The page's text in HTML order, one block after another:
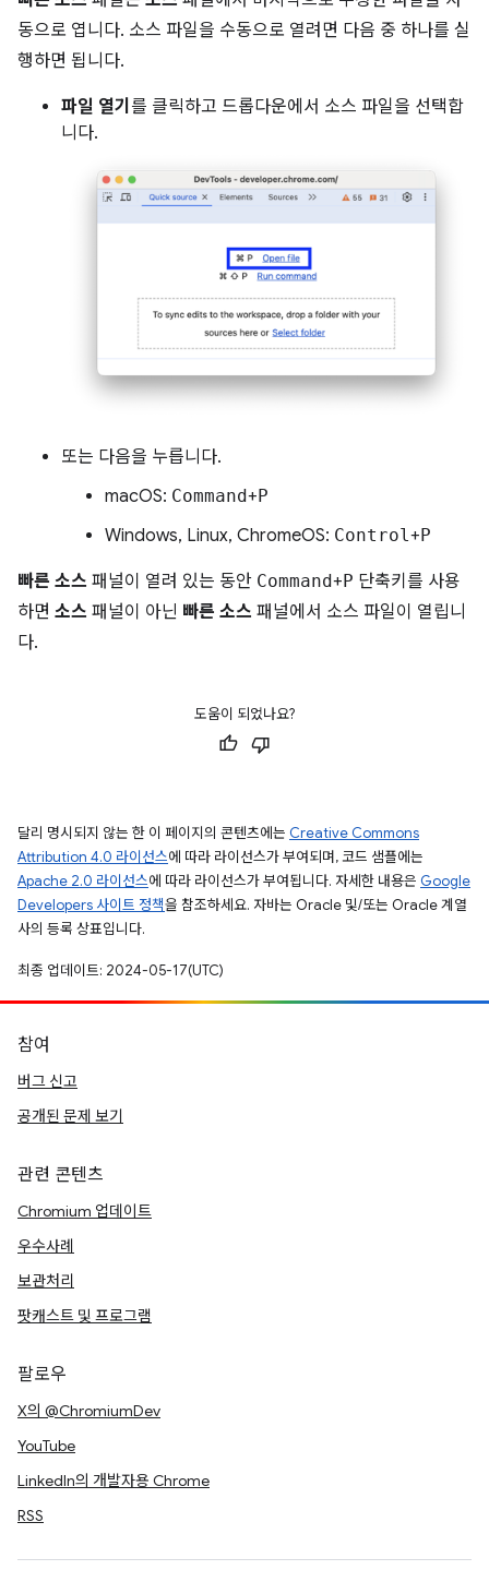
동으로 엽니다. 소스 파일을 수동으로 열려면 다음 중 하나를 실
행하면 됩니다.
파일 열기 를 클릭하고 드롭다운에서 소스 파일을 선택합
니다.
또는 다음을 누릅니다.
macOS: Command+ P
Windows, Linux, ChromeOS: Control+ P
빠른 소스 패널이 열려 있는 동안 Command+ P 단축키를 사용
하면 소스 패널이 아닌 빠른 소스 패널에서 소스 파일이 열립니
다.
도움이 되었나요?
달리 명시되지 않는 한 이 페이지의 콘텐츠에는 Creative Commons
Attribution 4.0 라이선스에 따라 라이선스가 부여되며, 코드 샘플에는
Apache 2.0 라이선스에 따라 라이선스가 부여됩니다. 자세한 내용은 Google
Developers 사이트 정책을 참조하세요. 자바는 Oracle 및/또는 Oracle 계열
사의 등록 상표입니다.
최종 업데이트: 2024-05-17(UTC)
참여
버그 신고
공개된 문제 보기
관련 콘텐츠
Chromium 업데이트
우수사례
보관처리
팟캐스트 및 프로그램
팔로우
X의 @ChromiumDev
YouTube
LinkedIn의 개발자용 Chrome
RSS